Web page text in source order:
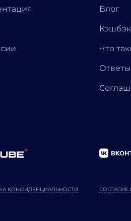
Блог
Что
КОНФИДЕНЦИАЛЬНОСТИ СОГЛАСИЕ